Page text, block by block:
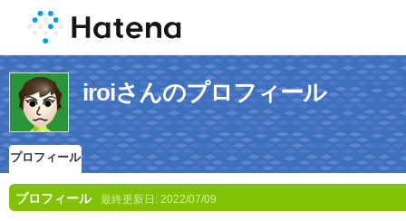
iroiさんのプロフィール
プロフィール
プロフィール 最終更新日: 2022/07/09